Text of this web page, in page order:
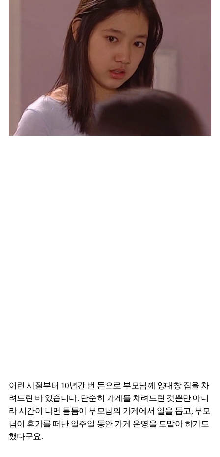
어린 시절부터 10년간 번 돈으로 부모님께 양대창 집을 차
려드린 바 있습니다. 단순히 가게를 차려드린 것뿐만 아니
라 시간이 나면 틈틈이 부모님의 가게에서 일을 돕고, 부모
님이 휴가를 떠난 일주일 동안 가게 운영을 도맡아 하기도
했다구요.